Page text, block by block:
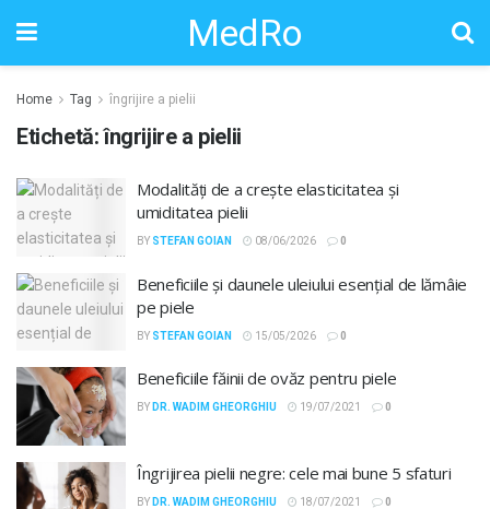
MedRo
Home Tag îngrijire a pielii
Etichetă:îngrijire a pielii
Modalități de a crește elasticitatea și
umiditatea pielii
BY STEFAN GOIAN 08/06/2026 0
Beneficiile și daunele uleiului esențial de lămâie
pe piele
BY STEFAN GOIAN 15/05/2026 0
Beneficiile făinii de ovăz pentru piele
BY DR. WADIM GHEORGHIU 19/07/2021 0
Îngrijirea pielii negre: cele mai bune 5 sfaturi
BY DR. WADIM GHEORGHIU 18/07/2021 0